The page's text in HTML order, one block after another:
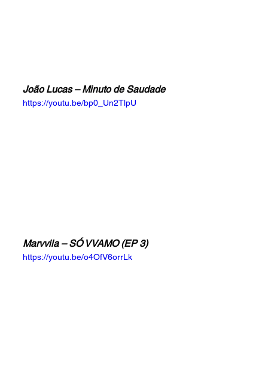
João Lucas – Minuto de Saudade
https://youtu.be/bp0_Un2TlpU
Marvvila – SÓ VVAMO (EP 3)
https://youtu.be/o4OfV6orrLk